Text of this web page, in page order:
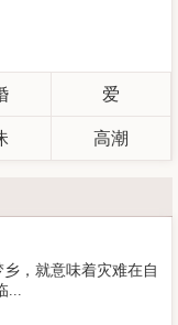
爱
高潮
，就意味着灾难在自
...